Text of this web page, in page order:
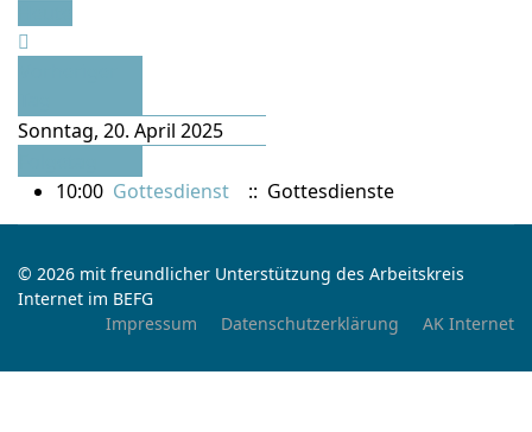
Sonntag, 20. April 2025
10:00 Gottesdienst :: Gottesdienste
© 2026 mit freundlicher Unterstützung des Arbeitskreis
Internet im BEFG
Impressum
Datenschutzerklärung AK Internet